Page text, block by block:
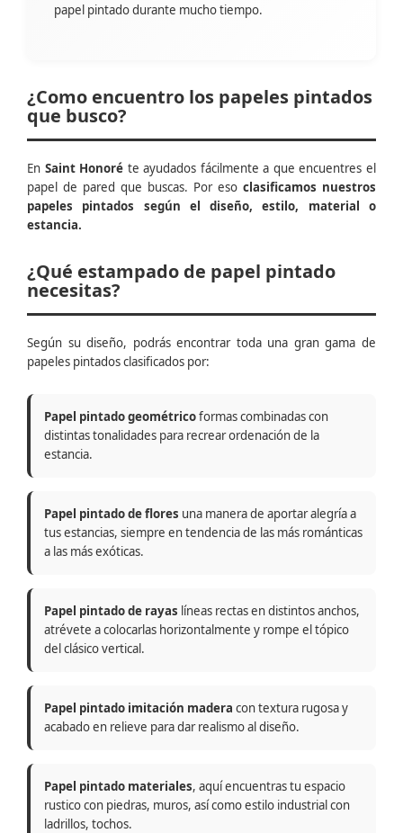
papel pintado durante mucho tiempo.
¿Como encuentro los papeles pintados
que busco?
En Saint Honoré te ayudados fácilmente a que encuentres el
papel de pared que buscas. Por eso clasificamos nuestros
papeles pintados según el diseño, estilo, material o
estancia.
¿Qué estampado de papel pintado
necesitas?
Según su diseño, podrás encontrar toda una gran gama de
papeles pintados clasificados por:
Papel pintado geométricoformas combinadas con
distintas tonalidades para recrear ordenación de la
estancia.
Papel pintado de flores una manera de aportar alegría a
tus estancias, siempre en tendencia de las más románticas
a las más exóticas.
Papel pintado de rayas líneas rectas en distintos anchos,
atrévete a colocarlas horizontalmente y rompe el tópico
del clásico vertical.
Papel pintado imitación madera con textura rugosa y
acabado en relieve para dar realismo al diseño.
Papel pintado materiales, aquí encuentras tu espacio
rustico con piedras, muros, así como estilo industrial con
ladrillos, tochos.